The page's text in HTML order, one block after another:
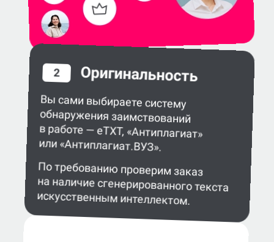
2 Оригинальность
Вы сами выбираете систему
обнаружения заимствований
в работе — eTXT, «Антиплагиат»
или «Антиплагиат.ВУЗ».
По требованию проверим заказ
на наличие сгенерированного текста
искусственным интеллектом.